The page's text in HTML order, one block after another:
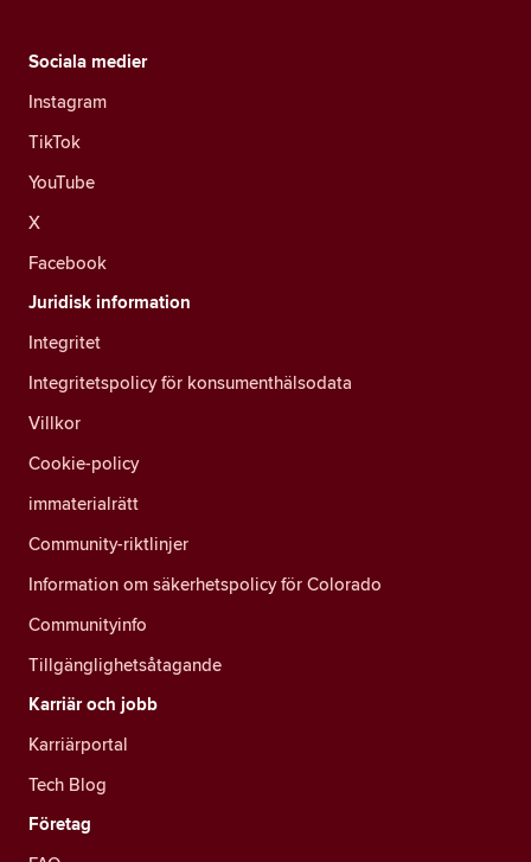
Sociala medier
Instagram
TikTok
YouTube
X
Facebook
Juridisk information
Integritet
Integritetspolicy för konsumenthälsodata
Villkor
Cookie-policy
immaterialrätt
Community-riktlinjer
Information om säkerhetspolicy för Colorado
Communityinfo
Tillgänglighetsåtagande
Karriär och jobb
Karriärportal
Tech Blog
Företag